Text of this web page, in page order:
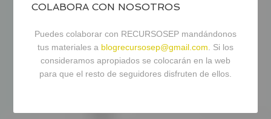
COLABORA CON NOSOTROS
Puedes colaborar con RECURSOSEP mandándonos
tus materiales a blogrecursosep@gmail.com . Si los
consideramos apropiados se colocarán en la web
para que el resto de seguidores disfruten de ellos.